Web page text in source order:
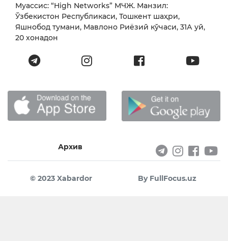
Муассис: “High Networks” МЧЖ. Манзил:
Ўзбекистон Республикаси, Тошкент шаҳри,
Яшнобод тумани, Мавлоно Риёзий кўчаси, 31А уй,
20 хонадон
Архив
© 2023 Xabardor By FullFocus.uz